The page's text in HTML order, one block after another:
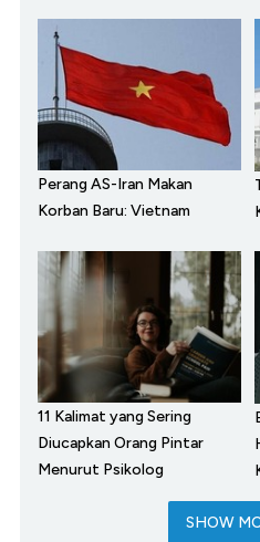
Perang AS-Iran Makan
Korban Baru: Vietnam
11 Kalimat yang Sering
Diucapkan Orang Pintar
Menurut Psikolog
SHOW